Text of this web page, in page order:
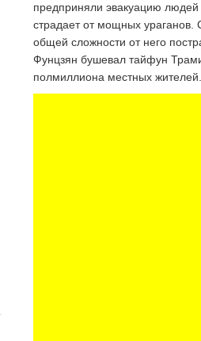
предприняли эвакуацию
страдает от мощных
общей сложности от него
Фунцзян бушевал тайфун
полмиллиона местных жителей.